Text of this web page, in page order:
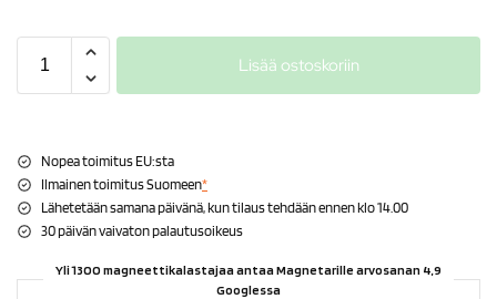
Lisää ostoskoriin
Nopea toimitus EU:sta
Ilmainen toimitus Suomeen*
Lähetetään samana päivänä, kun tilaus tehdään ennen klo 14.00
30 päivän vaivaton palautusoikeus
Yli 1300 magneettikalastajaa antaa Magnetarille arvosanan 4,9
Googlessa